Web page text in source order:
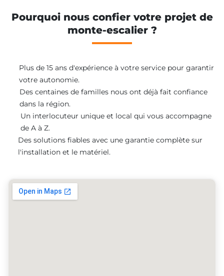
Pourquoi nous confier votre projet de
monte-escalier ?
Plus de 15 ans d'expérience à votre service pour garantir
votre autonomie.
Des centaines de familles nous ont déjà fait confiance
dans la région.
Un interlocuteur unique et local qui vous accompagne
de A à Z.
Des solutions fiables avec une garantie complète sur
l'installation et le matériel.